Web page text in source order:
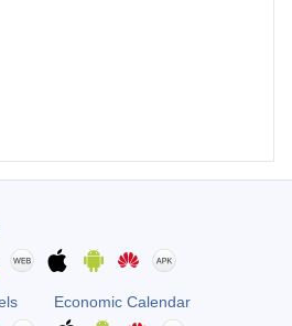
Economic Calendar